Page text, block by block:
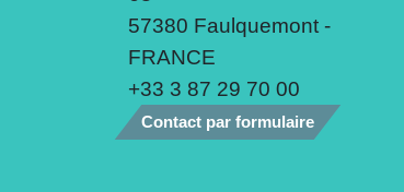
57380 Faulquemont -
FRANCE
+33 3 87 29 70 00
Contact par formulaire